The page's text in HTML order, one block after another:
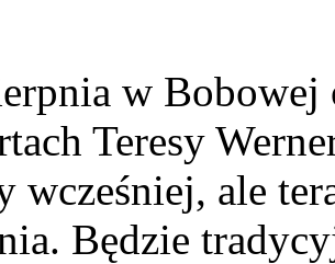
w
Teresy
wcześniej, ale
Będzie